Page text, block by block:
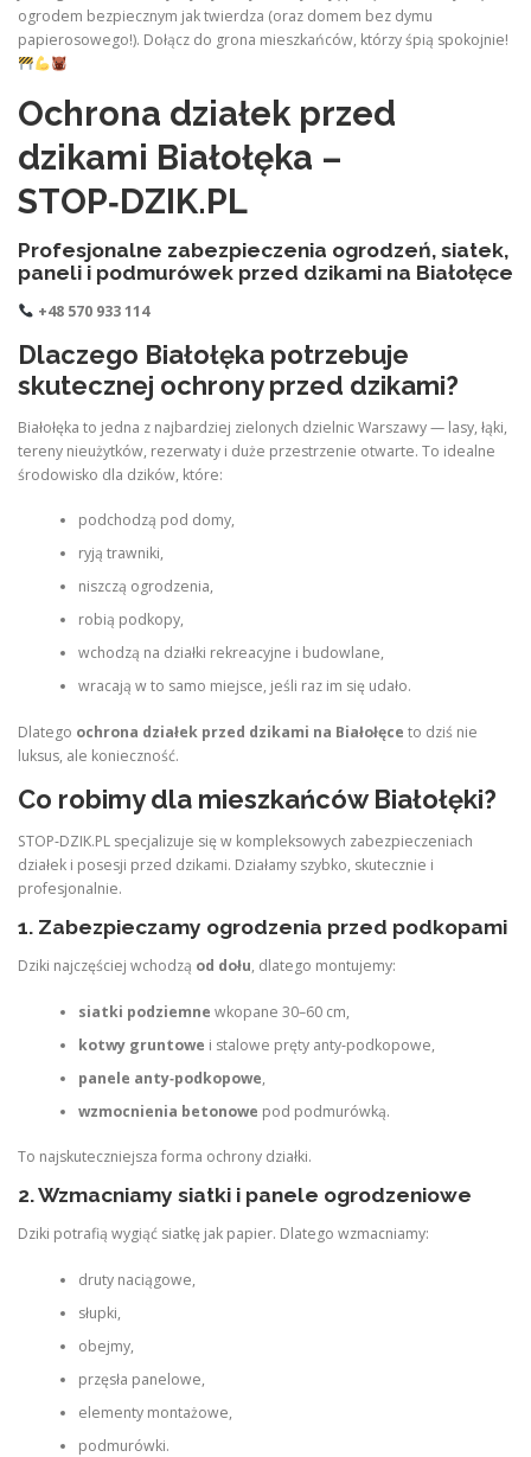
ogrodem bezpiecznym jak twierdza (oraz domem bez dymu
papierosowego!). Dołącz do grona mieszkańców, którzy śpią spokojnie!
Ochrona działek przed
dzikami Białołęka –
STOP‑DZIK.PL
Profesjonalne zabezpieczenia ogrodzeń, siatek,
paneli i podmurówek przed dzikami na Białołęce
+48 570 933 114
Dlaczego Białołęka potrzebuje
skutecznej ochrony przed dzikami?
Białołęka to jedna z najbardziej zielonych dzielnic Warszawy — lasy, łąki,
tereny nieużytków, rezerwaty i duże przestrzenie otwarte. To idealne
środowisko dla dzików, które:
podchodzą pod domy,
ryją trawniki,
niszczą ogrodzenia,
robią podkopy,
wchodzą na działki rekreacyjne i budowlane,
wracają w to samo miejsce, jeśli raz im się udało.
Dlatego ochrona działek przed dzikami na Białołęce to dziś nie
luksus, ale konieczność.
Co robimy dla mieszkańców Białołęki?
STOP‑DZIK.PL specjalizuje się w kompleksowych zabezpieczeniach
działek i posesji przed dzikami. Działamy szybko, skutecznie i
profesjonalnie.
1. Zabezpieczamy ogrodzenia przed podkopami
Dziki najczęściej wchodzą od dołu, dlatego montujemy:
siatki podziemne wkopane 30–60 cm,
kotwy gruntowe i stalowe pręty anty‑podkopowe,
panele anty‑podkopowe,
wzmocnienia betonowe pod podmurówką.
To najskuteczniejsza forma ochrony działki.
2. Wzmacniamy siatki i panele ogrodzeniowe
Dziki potrafią wygiąć siatkę jak papier. Dlatego wzmacniamy:
druty naciągowe,
słupki,
obejmy,
przęsła panelowe,
elementy montażowe,
podmurówki.